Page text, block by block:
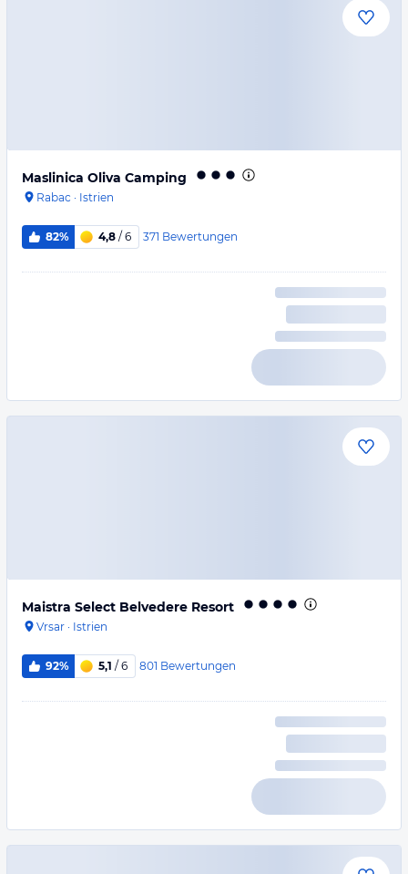
Maslinica Oliva Camping
Rabac · Istrien
82% 4,8 / 6 371 Bewertungen
Maistra Select Belvedere Resort
Vrsar · Istrien
92% 5,1 / 6 801 Bewertungen